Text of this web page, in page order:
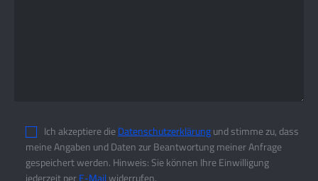
Ich akzeptiere dieDatenschutzerklärungund stimme zu, dass
meine Angaben und Daten zur Beantwortung meiner Anfrage
gespeichert werden. Hinweis: Sie können Ihre Einwilligung
jederzeit perE-Mailwiderrufen.